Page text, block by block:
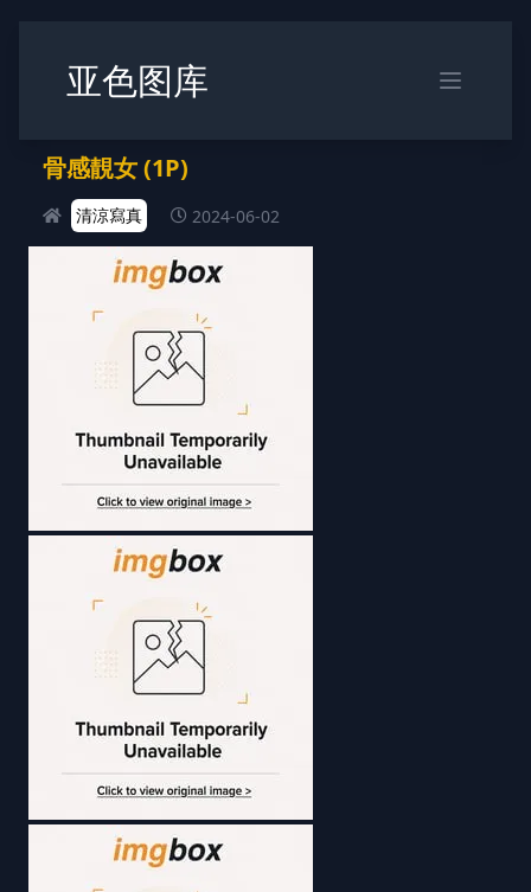
亚色图库
骨感靚女 (1P)
清涼寫真 2024-06-02